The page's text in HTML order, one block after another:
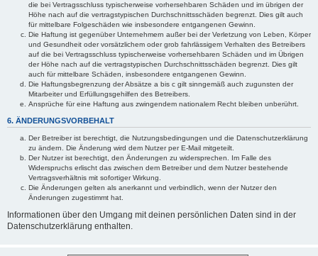
die bei Vertragsschluss typischerweise vorhersehbaren Schäden und im übrigen der
Höhe nach auf die vertragstypischen Durchschnittsschäden begrenzt. Dies gilt auch
für mittelbare Folgeschäden wie insbesondere entgangenen Gewinn.
Die Haftung ist gegenüber Unternehmern außer bei der Verletzung von Leben, Körper
und Gesundheit oder vorsätzlichem oder grob fahrlässigem Verhalten des Betreibers
auf die bei Vertragsschluss typischerweise vorhersehbaren Schäden und im Übrigen
der Höhe nach auf die vertragstypischen Durchschnittsschäden begrenzt. Dies gilt
auch für mittelbare Schäden, insbesondere entgangenen Gewinn.
Die Haftungsbegrenzung der Absätze a bis c gilt sinngemäß auch zugunsten der
Mitarbeiter und Erfüllungsgehilfen des Betreibers.
Ansprüche für eine Haftung aus zwingendem nationalem Recht bleiben unberührt.
6. ÄNDERUNGSVORBEHALT
Der Betreiber ist berechtigt, die Nutzungsbedingungen und die Datenschutzerklärung
zu ändern. Die Änderung wird dem Nutzer per E-Mail mitgeteilt.
Der Nutzer ist berechtigt, den Änderungen zu widersprechen. Im Falle des
Widerspruchs erlischt das zwischen dem Betreiber und dem Nutzer bestehende
Vertragsverhältnis mit sofortiger Wirkung.
Die Änderungen gelten als anerkannt und verbindlich, wenn der Nutzer den
Änderungen zugestimmt hat.
Informationen über den Umgang mit deinen persönlichen Daten sind in der
Datenschutzerklärung enthalten.